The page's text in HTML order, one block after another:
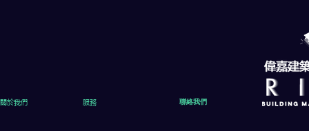
關於我們 服務 聯絡我們